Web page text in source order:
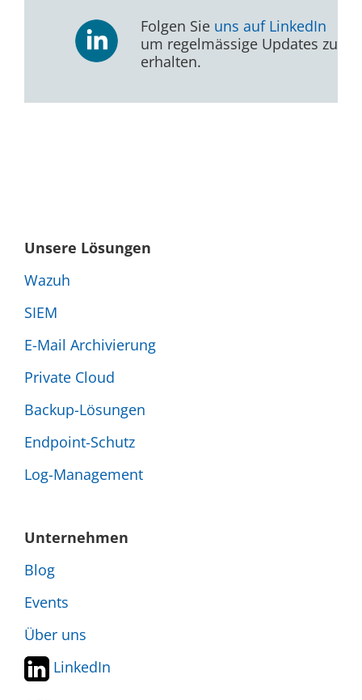
Folgen Sie uns auf LinkedIn
um regelmässige Updates zu
erhalten.
Unsere Lösungen
Wazuh
SIEM
E-Mail Archivierung
Private Cloud
Backup-Lösungen
Endpoint-Schutz
Log-Management
Unternehmen
Blog
Events
Über uns
LinkedIn